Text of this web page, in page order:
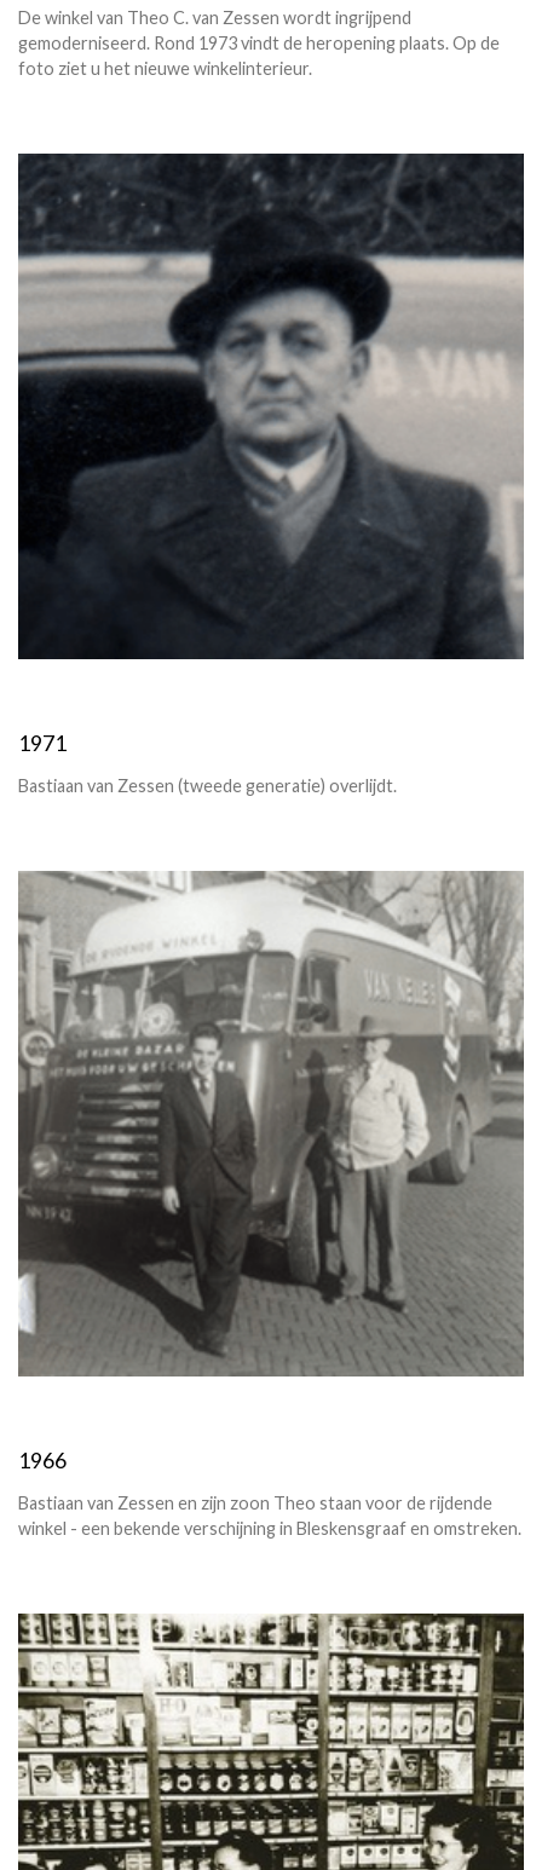
De winkel van Theo C. van Zessen wordt ingrijpend
gemoderniseerd. Rond 1973 vindt de heropening plaats. Op de
foto ziet u het nieuwe winkelinterieur.
1971
Bastiaan van Zessen (tweede generatie) overlijdt.
1966
Bastiaan van Zessen en zijn zoon Theo staan voor de rijdende
winkel - een bekende verschijning in Bleskensgraaf en omstreken.